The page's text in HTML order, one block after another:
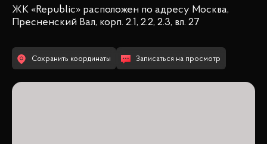
ЖК «Republic» расположен по адресу Москва,
Пресненский Вал, корп. 2.1, 2.2, 2.3, вл. 27
Сохранить координаты Записаться на просмотр